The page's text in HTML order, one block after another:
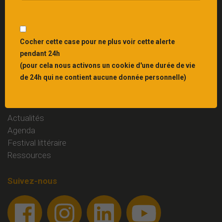
Interbibly, centre de ressources du livre et du
Liens
Mentions légales
Contact
Actualités
Agenda
Festival littéraire
Ressources
Suivez-nous
Cocher cette case pour ne plus voir cette alerte
pendant 24h
(pour cela nous activons un cookie d'une durée de vie
de 24h qui ne contient aucune donnée personnelle)